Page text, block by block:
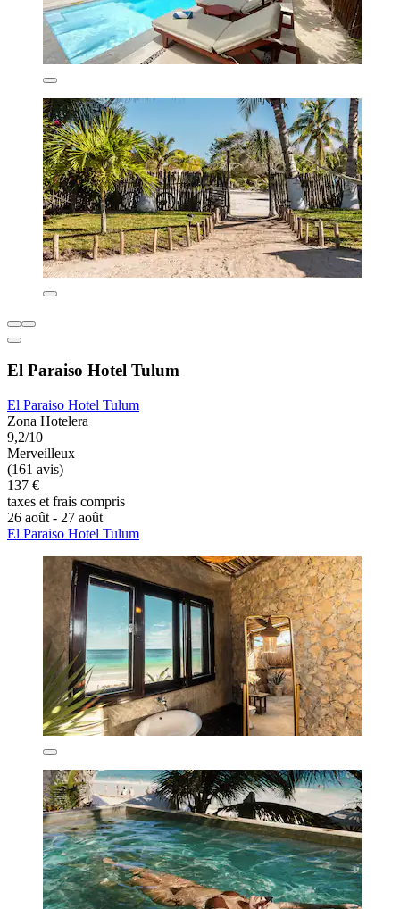
El Paraiso Hotel Tulum
El Paraiso Hotel Tulum
Zona Hotelera
9,2/10
Merveilleux
(161 avis)
137 €
taxes et frais compris
26 août - 27 août
El Paraiso Hotel Tulum